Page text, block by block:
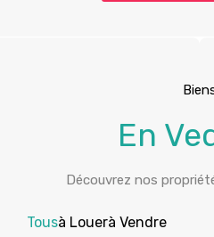
En
Découvrez nos
Tousà Louerà Vendre